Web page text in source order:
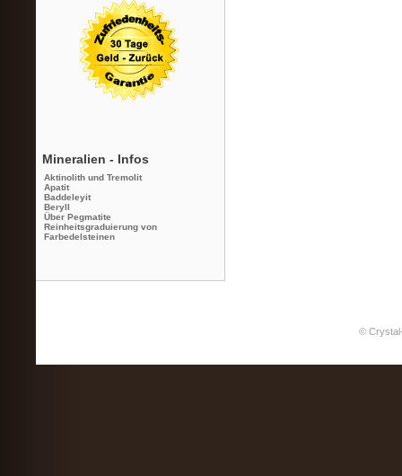
Mineralien - Infos
Aktinolith und Tremolit
Apatit
Baddeleyit
Beryll
Über Pegmatite
Reinheitsgraduierung von
Farbedelsteinen
©